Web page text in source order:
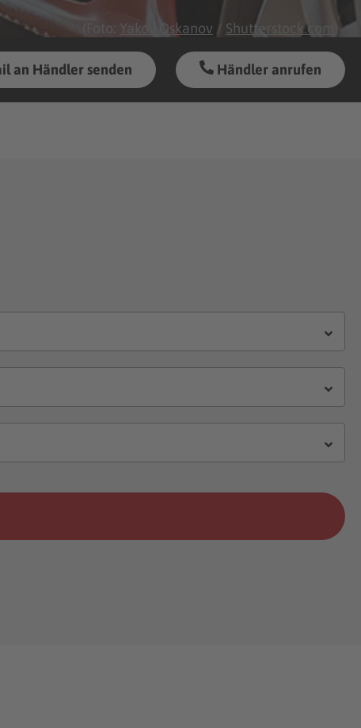
an Händler senden Händler anrufen
(Foto: Yakov Oskanov / Shutterstock.com )